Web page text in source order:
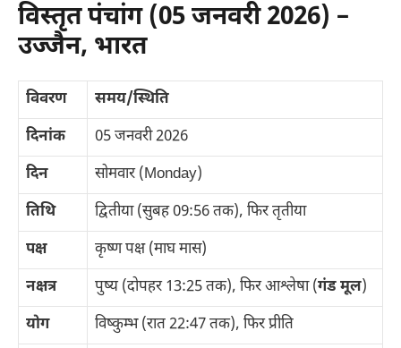
विस्तृत पंचांग (05 जनवरी 2026) –
उज्जैन, भारत
विवरण
समय/स्थिति
दिनांक
05 जनवरी 2026
दिन
सोमवार (Monday)
तिथि
द्वितीया (सुबह 09:56 तक), फिर तृतीया
पक्ष
कृष्ण पक्ष (माघ मास)
नक्षत्र
पुष्य (दोपहर 13:25 तक), फिर आश्लेषा (गंड मूल)
योग
विष्कुम्भ (रात 22:47 तक), फिर प्रीति